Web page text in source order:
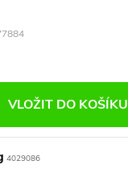
VLOŽIT DO KOŠÍKU
4029086